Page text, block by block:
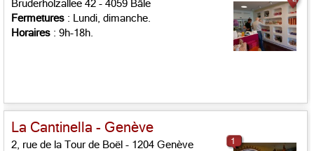
Bruderholzallee 42 - 4059 Bâle
Fermetures : Lundi, dimanche.
Horaires : 9h-18h.
La Cantinella - Genève
2, rue de la Tour de Boël - 1204 Genève
1